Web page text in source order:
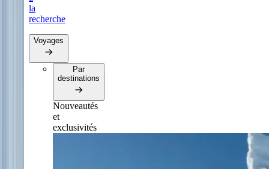
la
recherche
Voyages
Par
destinations
Nouveautés
et
exclusivités